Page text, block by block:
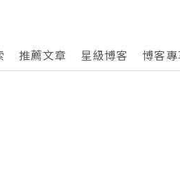
推薦文章 星級博客 博客